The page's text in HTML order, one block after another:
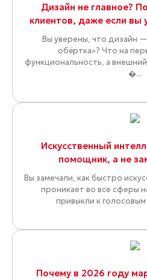
Дизайн не главное?
клиентов, даже если вы
Вы уверены, что дизайн
обёртка»? Что на
функциональность, а
�...
Искусственный
помощник, а не
Вы замечали, как быстро
проникает во все сферы
привыкли к
Почему в 2026 году